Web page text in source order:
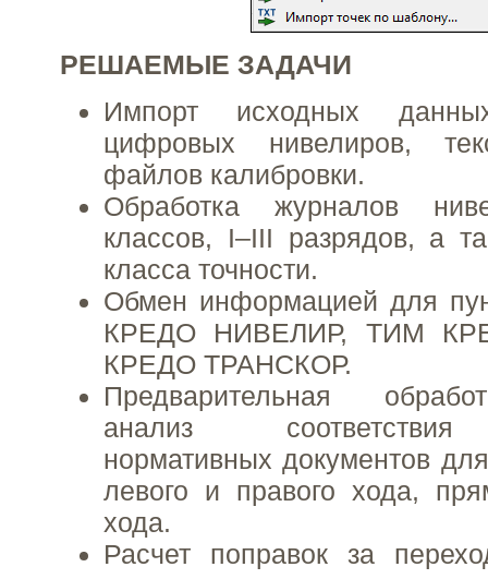
РЕШАЕМЫЕ ЗАДАЧИ
Импорт исходных
цифровых нивелиров,
файлов калибровки.
Обработка журналов
классов, I–III разрядов, а
класса точности.
Обмен информацией для
КРЕДО НИВЕЛИР, ТИМ
КРЕДО ТРАНСКОР.
Предварительная
анализ
нормативных документов
левого и правого хода,
хода.
Расчет поправок за